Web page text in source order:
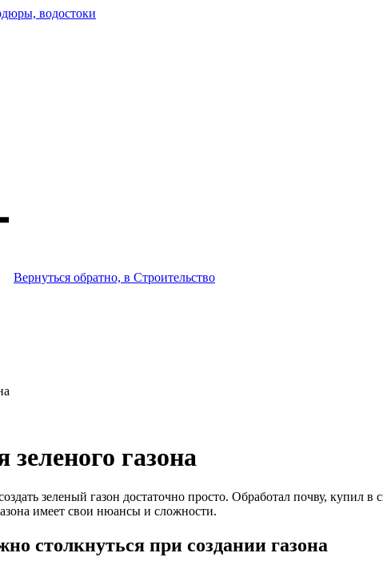
Вернуться обратно, в Строительство
газона
зеленый газон достаточно просто. Обработал почву,
имеет свои нюансы и сложности.
столкнуться при создании газона